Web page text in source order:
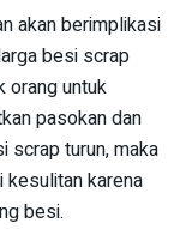
akan berimplikasi
besi scrap
orang untuk
pasokan dan
scrap turun, maka
kesulitan karena
besi.